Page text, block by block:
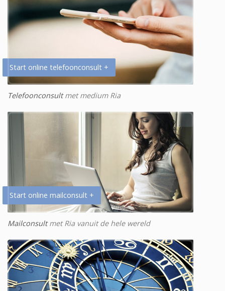
Start online telefoonconsult +
Telefoonconsultmet medium Ria
Start online mailconsult +
Mailconsultmet Ria vanuit de hele wereld